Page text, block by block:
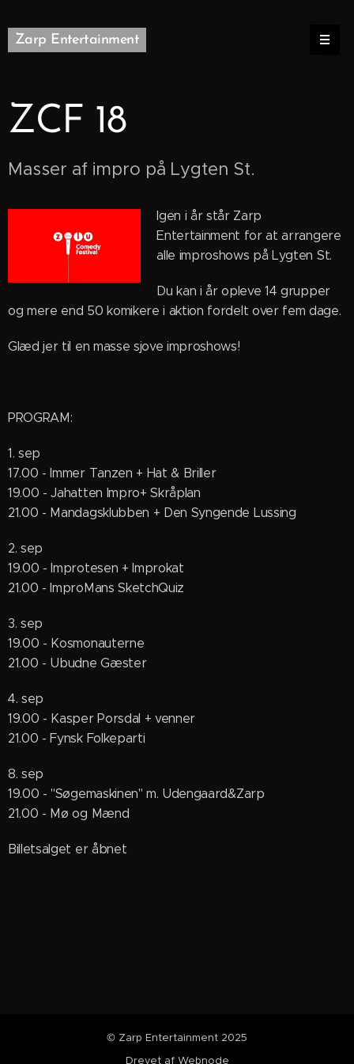
Zarp Entertainment
ZCF 18
Masser af impro på Lygten St.
Igen i år står Zarp
Entertainment for at arrangere
alle improshows på Lygten St.
Du kan i år opleve 14 grupper
og mere end 50 komikere i aktion fordelt over fem dage.
Glæd jer til en masse sjove improshows!
PROGRAM:
1. sep
17.00 - Immer Tanzen + Hat & Briller
19.00 - Jahatten Impro+ Skråplan
21.00 - Mandagsklubben + Den Syngende Lussing
2. sep
19.00 - Improtesen + Improkat
21.00 - ImproMans SketchQuiz
3. sep
19.00 - Kosmonauterne
21.00 - Ubudne Gæster
4. sep
19.00 - Kasper Porsdal + venner
21.00 - Fynsk Folkeparti
8. sep
19.00 - ''Søgemaskinen'' m. Udengaard&Zarp
21.00 - Mø og Mænd
Billetsalget er åbnet
© Zarp Entertainment 2025
Drevet af Webnode